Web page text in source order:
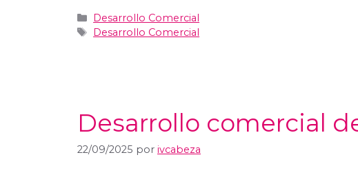
Desarrollo Comercial
Desarrollo Comercial
Desarrollo comercial
22/09/2025 por ivcabeza